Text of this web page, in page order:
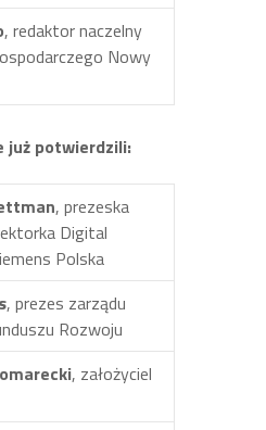
, redaktor naczelny
Nowy
już potwierdzili:
, prezeska
Digital
Polska
, prezes zarządu
Rozwoju
, założyciel